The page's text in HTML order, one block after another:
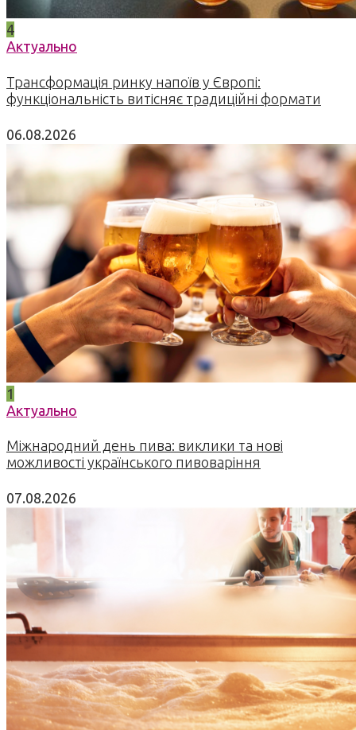
4
Актуально
Трансформація ринку напоїв у Європі:
функціональність витісняє традиційні формати
06.08.2026
1
Актуально
Міжнародний день пива: виклики та нові
можливості українського пивоваріння
07.08.2026